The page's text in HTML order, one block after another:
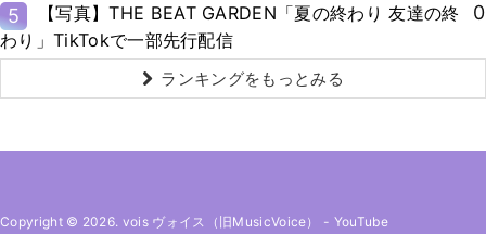
5
【写真】THE BEAT GARDEN「夏の終わり 友達の終
わり」TikTokで一部先行配信
0
ランキングをもっとみる
Copyright © 2026. vois ヴォイス（旧MusicVoice） - YouTube